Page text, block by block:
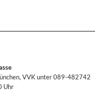
VVK unter 089-482742
Uhr